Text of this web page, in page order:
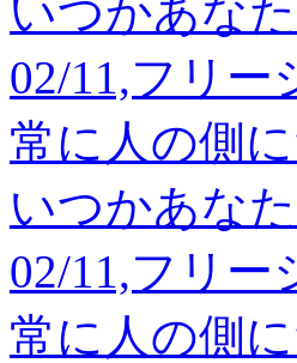
いつかあな
02/11,フリー
常に人の側
いつかあな
02/11,フリー
常に人の側